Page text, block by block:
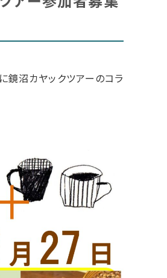
鏡沼カヤックツアーのコラ